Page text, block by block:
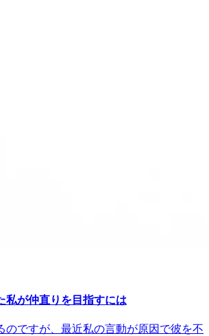
私が仲直りを目指すには
のですが、最近私の言動が原因で彼を不